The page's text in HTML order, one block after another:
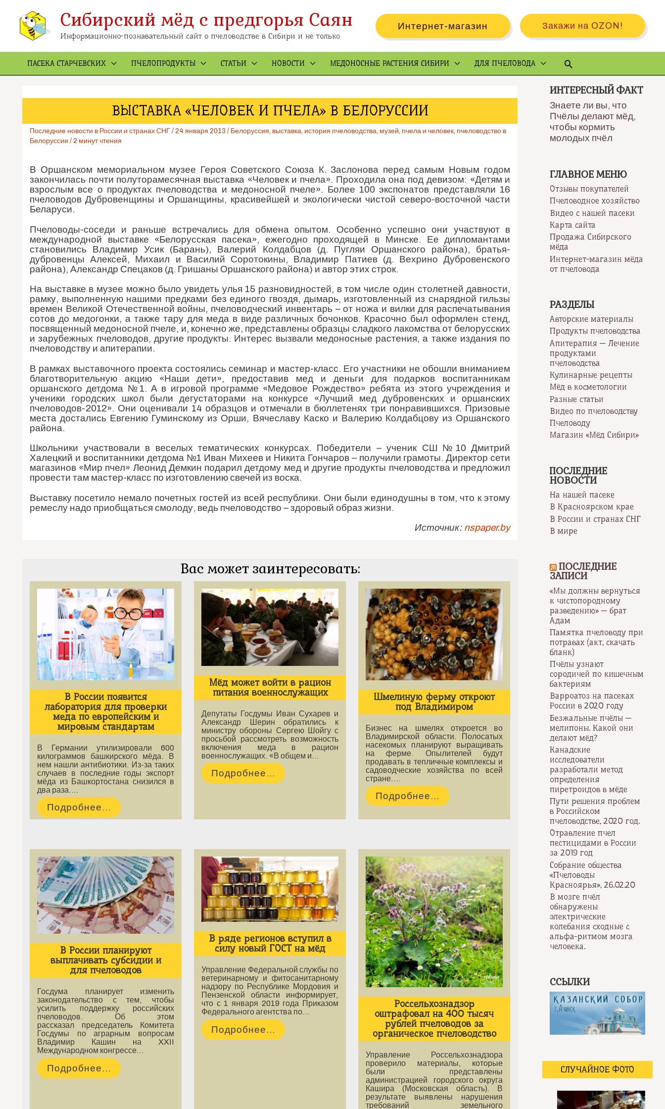
содержимомуСибирский мёд с предгорья Саян
Информационно-познавательный сайт о пчеловодстве в Сибири и не только
Интернет-магазин Закажи на OZON!
ПАСЕКА СТАРЧЕВСКИХ ПЧЕЛОПРОДУКТЫ СТАТЬИ НОВОСТИ МЕДОНОСНЫЕ РАСТЕНИЯ СИБИРИ ДЛЯ ПЧЕЛОВОДА Поиск
ВЫСТАВКА «ЧЕЛОВЕК И ПЧЕЛА» В БЕЛОРУССИИ
Последние новости в России и странах СНГ / 24 января 2013 / Белоруссия, выставка, история пчеловодства, музей, пчела и человек, пчеловодство в
Белоруссии / 2 минут чтения
В Оршанском мемориальном музее Героя Советского Союза К. Заслонова перед самым Новым годом
закончилась почти полуторамесячная выставка «Человек и пчела». Проходила она под девизом: «Детям и
взрослым все о продуктах пчеловодства и медоносной пчеле». Более 100 экспонатов представляли 16
пчеловодов Дубровенщины и Оршанщины, красивейшей и экологически чистой северо-восточной части
Беларуси.
Пчеловоды-соседи и раньше встречались для обмена опытом. Особенно успешно они участвуют в
международной выставке «Белорусская пасека», ежегодно проходящей в Минске. Ее дипломантами
становились Владимир Усик (Барань), Валерий Колдабцов (д. Пугляи Оршанского района), братья-
дубровенцы Алексей, Михаил и Василий Соротокины, Владимир Патиев (д. Вехрино Дубровенского
района), Александр Спецаков (д. Гришаны Оршанского района) и автор этих строк.
На выставке в музее можно было увидеть улья 15 разновидностей, в том числе один столетней давности,
рамку, выполненную нашими предками без единого гвоздя, дымарь, изготовленный из снарядной гильзы
времен Великой Отечественной войны, пчеловодческий инвентарь – от ножа и вилки для распечатывания
сотов до медогонки, а также тару для меда в виде различных бочонков. Красочно был оформлен стенд,
посвященный медоносной пчеле, и, конечно же, представлены образцы сладкого лакомства от белорусских
и зарубежных пчеловодов, другие продукты. Интерес вызвали медоносные растения, а также издания по
пчеловодству и апитерапии.
В рамках выставочного проекта состоялись семинар и мастер-класс. Его участники не обошли вниманием
благотворительную акцию «Наши дети», предоставив мед и деньги для подарков воспитанникам
оршанского детдома №1. А в игровой программе «Медовое Рождество» ребята из этого учреждения и
ученики городских школ были дегустаторами на конкурсе «Лучший мед дубровенских и оршанских
пчеловодов-2012». Они оценивали 14 образцов и отмечали в бюллетенях три понравившихся. Призовые
места достались Евгению Гуминскому из Орши, Вячеславу Каско и Валерию Колдабцову из Оршанского
района.
Школьники участвовали в веселых тематических конкурсах. Победители – ученик СШ №10 Дмитрий
Халецкий и воспитанники детдома №1 Иван Михеев и Никита Гончаров – получили грамоты. Директор сети
магазинов «Мир пчел» Леонид Демкин подарил детдому мед и другие продукты пчеловодства и предложил
провести там мастер-класс по изготовлению свечей из воска.
Выставку посетило немало почетных гостей из всей республики. Они были единодушны в том, что к этому
ремеслу надо приобщаться смолоду, ведь пчеловодство – здоровый образ жизни.
Источник:nspaper.by
Вас может заинтересовать:
В России появится
лаборатория для проверки
меда по европейским и
мировым стандартам
В Германии утилизировали 600
килограммов башкирского мёда. В
нем нашли антибиотики. Из-за таких
случаев в последние годы экспорт
мёда из Башкортостана снизился в
два раза.…
Подробнее...
Мёд может войти в рацион
питания военнослужащих
Депутаты Госдумы Иван Сухарев и
Александр Шерин обратились к
министру обороны Сергею Шойгу с
просьбой рассмотреть возможность
включения меда в рацион
военнослужащих. «В общем и…
Подробнее...
Шмелиную ферму откроют
под Владимиром
Бизнес на шмелях откроется во
Владимирской области. Полосатых
насекомых планируют выращивать
на ферме. Опылителей будут
продавать в тепличные комплексы и
садоводческие хозяйства по всей
стране.…
Подробнее...
В России планируют
выплачивать субсидии и
для пчеловодов
Госдума планирует изменить
законодательство с тем, чтобы
усилить поддержку российских
пчеловодов. Об этом
рассказал председатель Комитета
Госдумы по аграрным вопросам
Владимир Кашин на XXII
Международном конгрессе…
Подробнее...
В ряде регионов вступил в
силу новый ГОСТ на мёд
Управление Федеральной службы по
ветеринарному и фитосанитарному
надзору по Республике Мордовия и
Пензенской области информирует,
что с 1 января 2019 года Приказом
Федерального агентства по…
Подробнее...
Россельхознадзор
оштрафовал на 400 тысяч
рублей пчеловодов за
органическое пчеловодство
Управление Россельхознадзора
проверило материалы, которые
были представлены
администрацией городского округа
Кашира (Московская область). В
результате выявлены нарушения
требований земельного
ИНТЕРЕСНЫЙ ФАКТ
Знаете ли вы, что
Пчёлы делают мёд,
чтобы кормить
молодых пчёл
ГЛАВНОЕ МЕНЮ
Отзывы покупателей
Пчеловодное хозяйство
Видео с нашей пасеки
Карта сайта
Продажа Сибирского
мёда
Интернет-магазин мёда
от пчеловода
РАЗДЕЛЫ
Авторские материалы
Продукты пчеловодства
Апитерапия — Лечение
продуктами
пчеловодства
Кулинарные рецепты
Мёд в косметологии
Разные статьи
Видео по пчеловодству
Пчеловоду
Магазин «Мёд Сибири»
ПОСЛЕДНИЕ
НОВОСТИ
На нашей пасеке
В Красноярском крае
В России и странах СНГ
В мире
ПОСЛЕДНИЕ
ЗАПИСИ
«Мы должны вернуться
к чистопородному
разведению» — брат
Адам
Памятка пчеловоду при
потравах (акт, скачать
бланк)
Пчёлы узнают
сородичей по кишечным
бактериям
Варроатоз на пасеках
России в 2020 году
Безжальные пчёлы —
мелипоны. Какой они
делают мёд?
Канадские
исследователи
разработали метод
определения
пиретроидов в мёде
Пути решения проблем
в Российском
пчеловодстве, 2020 год.
Отравление пчел
пестицидами в России
за 2019 год
Собрание общества
«Пчеловоды
Красноярья», 26.02.20
В мозге пчёл
обнаружены
электрические
колебания сходные с
альфа-ритмом мозга
человека.
ССЫЛКИ
СЛУЧАЙНОЕ ФОТО